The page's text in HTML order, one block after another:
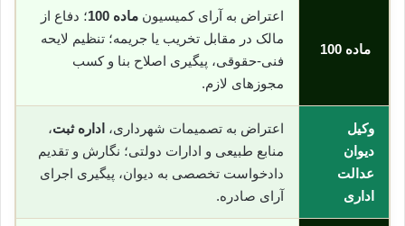
ماده 100
اعتراض به آرای کمیسیون ماده 100
؛ دفاع از
مالک در مقابل تخریب یا جریمه؛ تنظیم لایحه
فنی-حقوقی، پیگیری اصلاح بنا و کسب
مجوزهای لازم.
وکیل
دیوان
عدالت
اداری
اعتراض به تصمیمات شهرداری، اداره ثبت،
منابع طبیعی و ادارات دولتی؛ نگارش و تقدیم
دادخواست تخصصی به دیوان، پیگیری اجرای
آرای صادره.